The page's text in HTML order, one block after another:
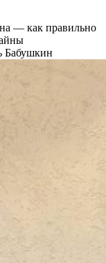
— как правильно
Бабушкин